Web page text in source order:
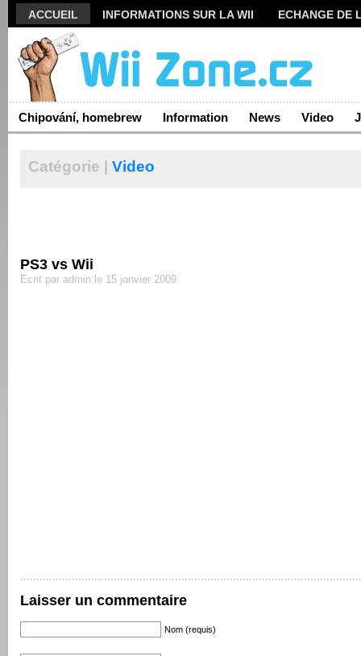
ACCUEIL INFORMATIONS SUR LA WII
ECHANGE DE
ARCHIVES
Chipování, homebrew Information News Video
Catégorie | Video
PS3 vs Wii
Ecrit par admin le 15 janvier 2009
Laisser un commentaire
Nom (requis)